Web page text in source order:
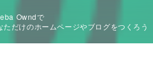
Owndで
ただけのホームページやブログをつくろう